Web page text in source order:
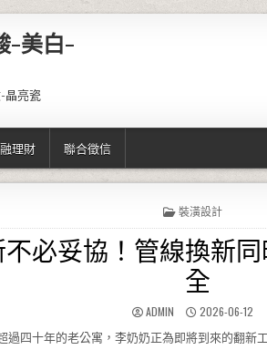
-美白-
晶亮瓷
理財 聯合徵信
POSTED IN
裝潢設計
必妥協！管線換新
全
AUTHOR:
ADMIN PUBLISHED
2026-06-12
過四十年的老公寓，李奶奶正為即將到來的翻新